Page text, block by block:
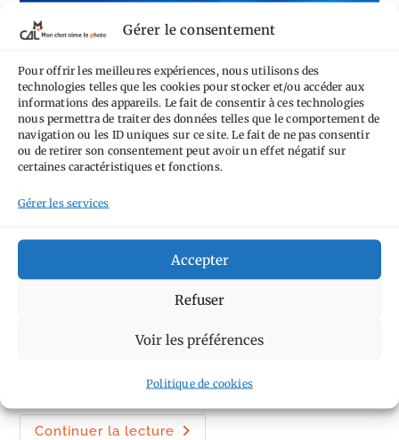
Gérer le consentement
Pour offrir les meilleures expériences, nous utilisons des
technologies telles que les cookies pour stocker et/ou accéder aux
informations des appareils. Le fait de consentir à ces technologies
nous permettra de traiter des données telles que le comportement de
navigation ou les ID uniques sur ce site. Le fait de ne pas consentir
ou de retirer son consentement peut avoir un effet négatif sur
certaines caractéristiques et fonctions.
Gérer les services
Accepter
Refuser
Voir les préférences
Politique de cookies
Chat perché : quelques
vues
Chat perché !
Paris / Séries
publication :
Continuer la lecture Chat